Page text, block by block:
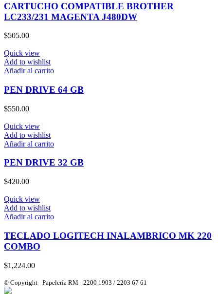
CARTUCHO COMPATIBLE BROTHER
LC233/231 MAGENTA J480DW
$505.00
Quick view
Add to wishlist
Añadir al carrito
PEN DRIVE 64 GB
$550.00
Quick view
Add to wishlist
Añadir al carrito
PEN DRIVE 32 GB
$420.00
Quick view
Add to wishlist
Añadir al carrito
TECLADO LOGITECH INALAMBRICO MK 220
COMBO
$1,224.00
© Copyright - Papelería RM - 2200 1903 / 2203 67 61